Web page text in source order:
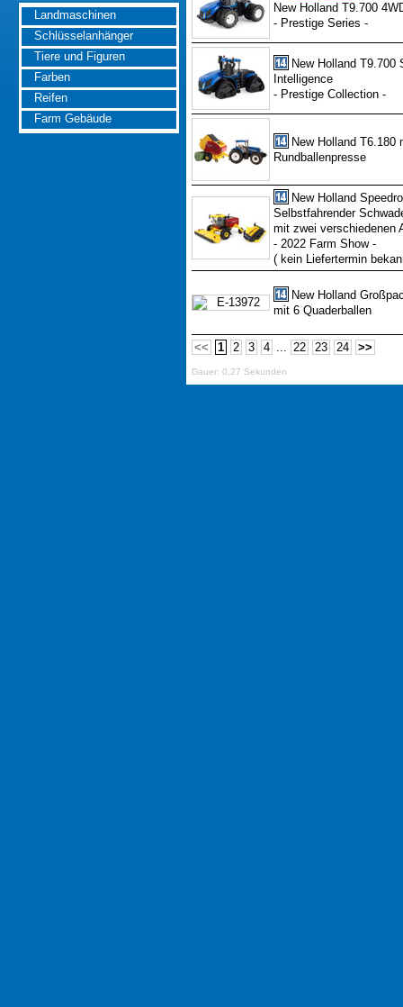
Landmaschinen
Schlüsselanhänger
Tiere und Figuren
Farben
Reifen
Farm Gebäude
New Holland T9.700
- Prestige Series -
New Holland
Intelligence
- Prestige Collection -
New Holland T6.180
Rundballenpresse
New Holland
Selbstfahrender
mit zwei verschiedenen
- 2022 Farm Show -
( kein Liefertermin
New Holland
mit 6 Quaderballen
<< 1 2 3 4 ... 22 23 24 >>
Dauer: 0,27 Sekunden